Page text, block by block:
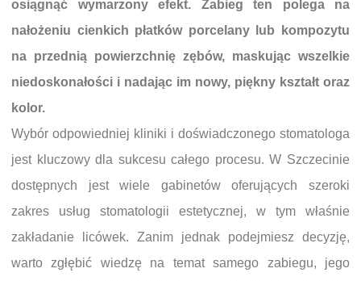
osiągnąć wymarzony efekt. Zabieg ten polega na
nałożeniu cienkich płatków porcelany lub kompozytu
na przednią powierzchnię zębów, maskując wszelkie
niedoskonałości i nadając im nowy, piękny kształt oraz
kolor.
Wybór odpowiedniej kliniki i doświadczonego stomatologa
jest kluczowy dla sukcesu całego procesu. W Szczecinie
dostępnych jest wiele gabinetów oferujących szeroki
zakres usług stomatologii estetycznej, w tym właśnie
zakładanie licówek. Zanim jednak podejmiesz decyzję,
warto zgłębić wiedzę na temat samego zabiegu, jego